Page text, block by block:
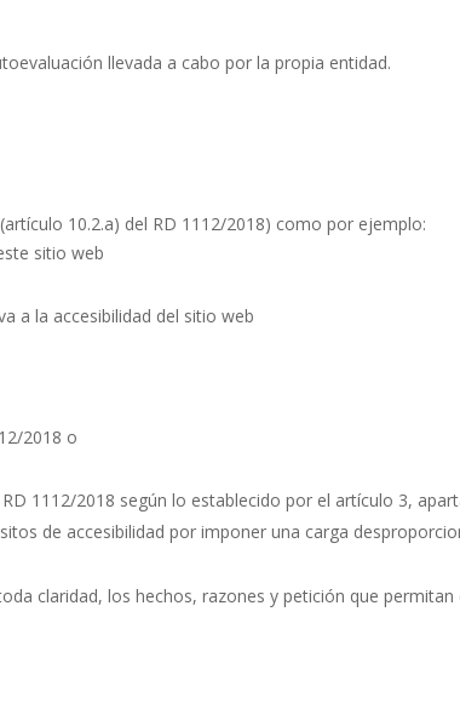
llevada a cabo por la propia entidad.
10.2.a) del RD 1112/2018) como por ejemplo:
sitio web
a la accesibilidad del sitio web
2018 o
RD 1112/2018 según lo establecido por el artículo 3,
de accesibilidad por imponer una carga
claridad, los hechos, razones y petición que